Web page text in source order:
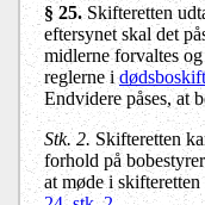
§ 25.Skifteretten
eftersynet skal det
midlerne forvaltes
reglerne i
Endvidere påses, at
Stk. 2. Skifteretten
forhold på
at møde i